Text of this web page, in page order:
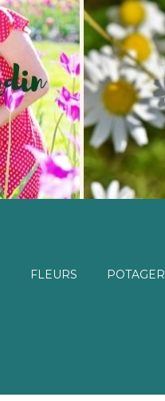
FLEURS POTAGER